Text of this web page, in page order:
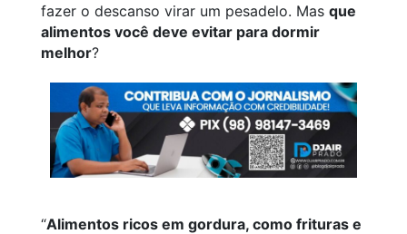
fazer o descanso virar um pesadelo. Mas que
alimentos você deve evitar para dormir
melhor?
“Alimentos ricos em gordura, como frituras e